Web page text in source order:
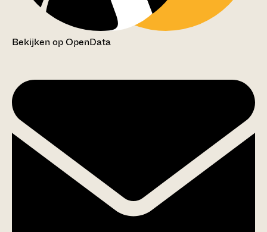
Bekijken op OpenData